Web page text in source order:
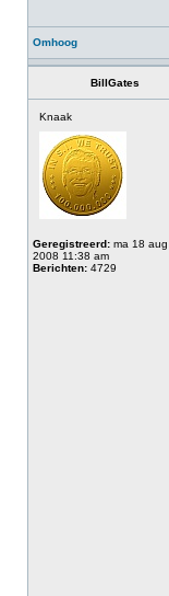
Omhoog
BillGates
Knaak
Geregistreerd: ma 18 aug
2008 11:38 am
Berichten: 4729